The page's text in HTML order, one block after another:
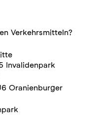
Verkehrsmitteln?
Invalidenpark
Oranienburger